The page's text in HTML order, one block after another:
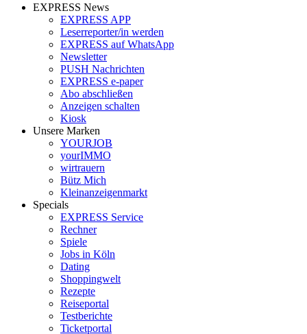
EXPRESS News
EXPRESS APP
Leserreporter/in werden
EXPRESS auf WhatsApp
Newsletter
PUSH Nachrichten
EXPRESS e-paper
Abo abschließen
Anzeigen schalten
Kiosk
Unsere Marken
YOURJOB
yourIMMO
wirtrauern
Bütz Mich
Kleinanzeigenmarkt
Specials
EXPRESS Service
Rechner
Spiele
Jobs in Köln
Dating
Shoppingwelt
Rezepte
Reiseportal
Testberichte
Ticketportal